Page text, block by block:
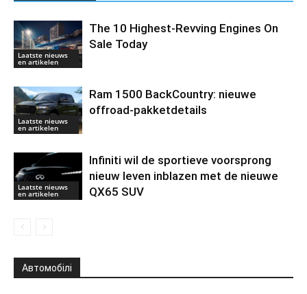
Laatste nieuws
en artikelen
The 10 Highest-Revving Engines On
Sale Today
Laatste nieuws
en artikelen
Ram 1500 BackCountry: nieuwe
offroad-pakketdetails
Laatste nieuws
en artikelen
Infiniti wil de sportieve voorsprong
nieuw leven inblazen met de nieuwe
QX65 SUV
Автомобілі